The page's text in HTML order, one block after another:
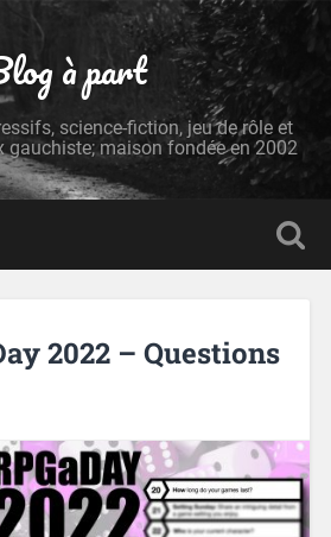
à part
science-fiction, jeu de rôle et
gauchiste; maison fondée en 2002
2022 – Questions